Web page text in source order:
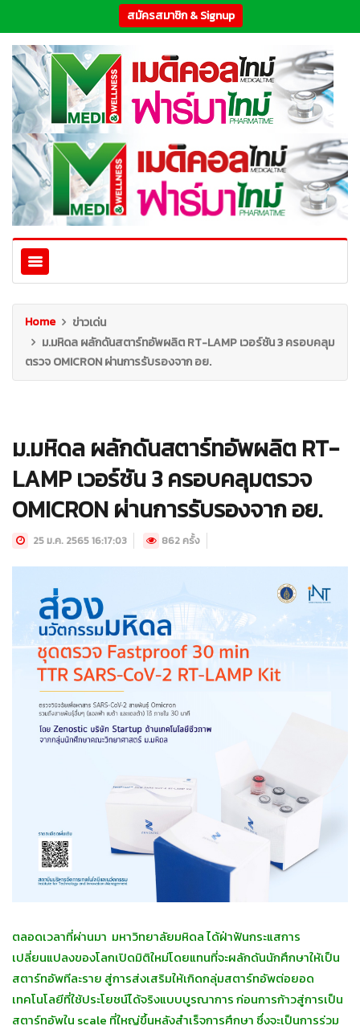
สมัครสมาชิก & Signup
Home
ข่าวเด่น
ม.มหิดล ผลักดันสตาร์ทอัพผลิต RT-LAMP เวอร์ชัน 3 ครอบคลุม
ตรวจ OMICRON ผ่านการรับรองจาก อย.
ม.มหิดล ผลักดันสตาร์ทอัพผลิต RT-
LAMP เวอร์ชัน 3 ครอบคลุมตรวจ
OMICRON ผ่านการรับรองจาก อย.
25 ม.ค. 2565 16:17:03 862 ครั้ง
ตลอดเวลาที่ผ่านมา มหาวิทยาลัยมหิดล ได้ฝ่าฟันกระแสการ
เปลี่ยนแปลงของโลกเปิดมิติใหม่โดยแทนที่จะผลักดันนักศึกษาให้เป็น
สตาร์ทอัพทีละราย สู่การส่งเสริมให้เกิดกลุ่มสตาร์ทอัพต่อยอด
เทคโนโลยีที่ใช้ประโยชน์ได้จริงแบบบูรณาการ ก่อนการก้าวสู่การเป็น
สตาร์ทอัพใน scale ที่ใหญ่ขึ้นหลังสำเร็จการศึกษา ซึ่งจะเป็นการร่วม